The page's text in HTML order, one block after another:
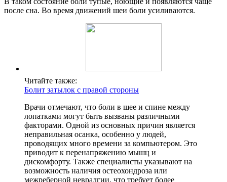
после сна. Во время движений шеи боли усиливаются.
Читайте также:
Болит затылок с правой стороны
Врачи отмечают, что боли в шее и спине между
лопатками могут быть вызваны различными
факторами. Одной из основных причин является
неправильная осанка, особенно у людей,
проводящих много времени за компьютером. Это
приводит к перенапряжению мышц и
дискомфорту. Также специалисты указывают на
возможность наличия остеохондроза или
межреберной невралгии, что требует более